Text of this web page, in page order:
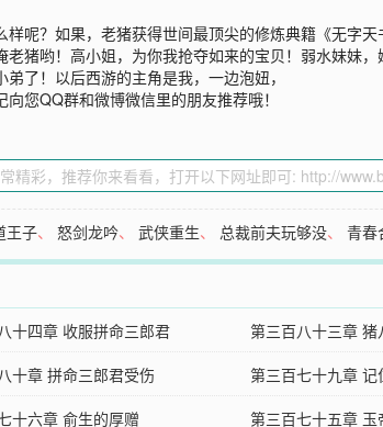
呢？如果，老猪获得世间最顶尖的修炼典籍《无字
猪哟！高小姐，为你我抢夺如来的宝贝！弱水妹妹
了！以后西游的主角是我，一边泡妞，
您QQ群和微博微信里的朋友推荐哦！
王子、怒剑龙吟、武侠重生、 总裁前夫玩够没、青春
十四章 收服拼命三郎君 第三百八十三章 猪
十章 拼命三郎君受伤 第三百七十九章 记
十六章 俞生的厚赠 第三百七十五章 玉